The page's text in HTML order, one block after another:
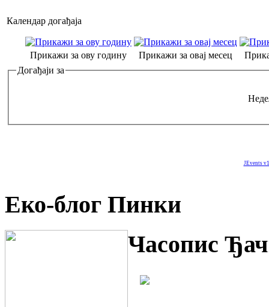
Календар догађаја
Прикажи за ову годину Прикажи за овај месец
Догађаји за
JEvents
Еко-блог Пинки
Часопис